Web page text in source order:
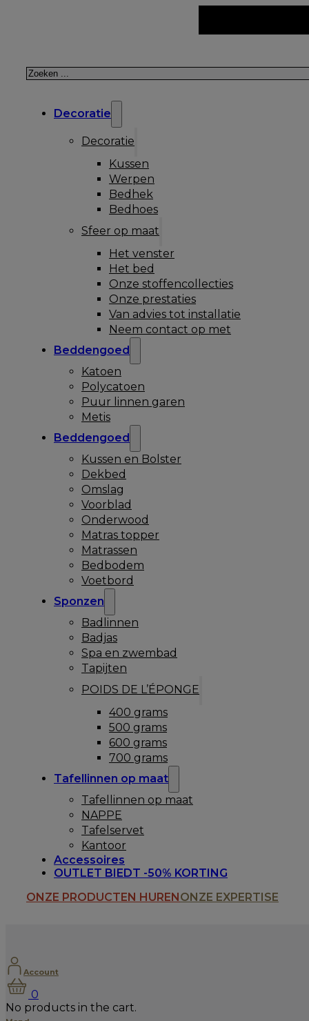
Zoeken
Decoratie
Decoratie
Kussen
Werpen
Bedhek
Bedhoes
Sfeer op maat
Het venster
Het bed
Onze stoffencollecties
Onze prestaties
Van advies tot installatie
Neem contact op met
Beddengoed
Katoen
Polycatoen
Puur linnen garen
Metis
Beddengoed
Kussen en Bolster
Dekbed
Omslag
Voorblad
Onderwood
Matras topper
Matrassen
Bedbodem
Voetbord
Sponzen
Badlinnen
Badjas
Spa en zwembad
Tapijten
POIDS DE L’ÉPONGE
400 grams
500 grams
600 grams
700 grams
Tafellinnen op maat
Tafellinnen op maat
NAPPE
Tafelservet
Kantoor
Accessoires
OUTLET BIEDT -50% KORTING
ONZE PRODUCTEN HURENONZE EXPERTISE
Account
0
No products in the cart.